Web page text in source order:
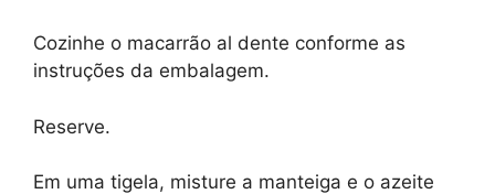
Cozinhe o macarrão al dente conforme as
instruções da embalagem.
Reserve.
Em uma tigela, misture a manteiga e o azeite